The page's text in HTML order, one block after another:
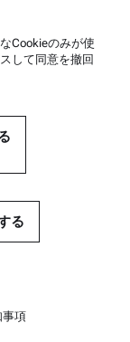
Cookieのみが使
して同意を撤回
る
事項